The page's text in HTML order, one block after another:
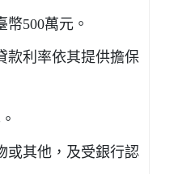
500萬元。
款利率依其提供擔保
或其他，及受銀行認